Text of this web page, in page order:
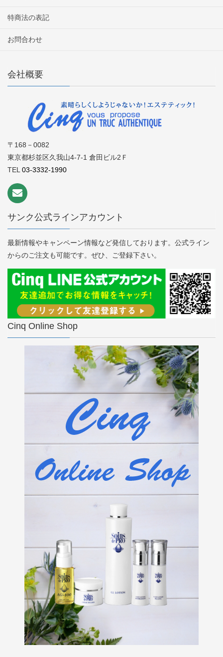
特商法の表記
お問合わせ
会社概要
〒168－0082
東京都杉並区久我山4-7-1 倉田ビル2Ｆ
TEL03-3332-1990
サンク公式ラインアカウント
最新情報やキャンペーン情報など発信しております。公式ライン
からのご注文も可能です。ぜひ、ご登録下さい。
Cinq Online Shop